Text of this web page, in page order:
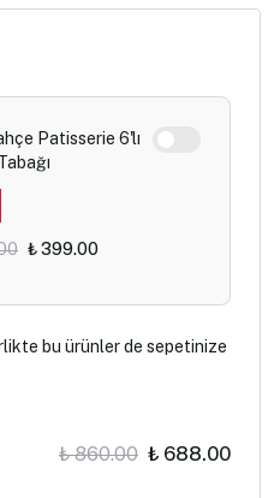
Patisserie 6'lı
₺ 399.00
bu ürünler de sepetinize
₺ 860.00 ₺ 688.00